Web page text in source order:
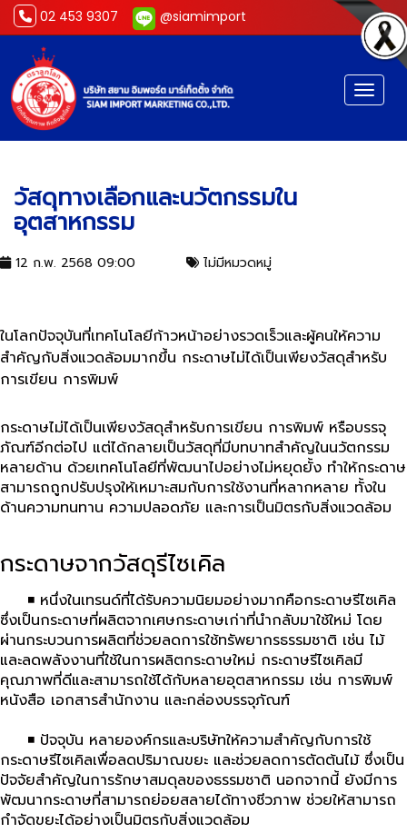
02 453 9307 @siamimport
อุตสาหกรรม
วัสดุทางเลือกและนวัตกรรมใน
อุตสาหกรรม
12 ก.พ. 2568 09:00 ไม่มีหมวดหมู่
ในโลกปัจจุบันที่เทคโนโลยีก้าวหน้าอย่างรวดเร็วและผู้คนให้ความ
สำคัญกับสิ่งแวดล้อมมากขึ้น กระดาษไม่ได้เป็นเพียงวัสดุสำหรับ
การเขียน การพิมพ์
กระดาษไม่ได้เป็นเพียงวัสดุสำหรับการเขียน การพิมพ์ หรือบรรจุ
ภัณฑ์อีกต่อไป แต่ได้กลายเป็นวัสดุที่มีบทบาทสำคัญในนวัตกรรม
หลายด้าน ด้วยเทคโนโลยีที่พัฒนาไปอย่างไม่หยุดยั้ง ทำให้กระดาษ
สามารถถูกปรับปรุงให้เหมาะสมกับการใช้งานที่หลากหลาย ทั้งใน
ด้านความทนทาน ความปลอดภัย และการเป็นมิตรกับสิ่งแวดล้อม
กระดาษจากวัสดุรีไซเคิล
◾ หนึ่งในเทรนด์ที่ได้รับความนิยมอย่างมากคือกระดาษรีไซเคิล
ซึ่งเป็นกระดาษที่ผลิตจากเศษกระดาษเก่าที่นำกลับมาใช้ใหม่ โดย
ผ่านกระบวนการผลิตที่ช่วยลดการใช้ทรัพยากรธรรมชาติ เช่น ไม้
และลดพลังงานที่ใช้ในการผลิตกระดาษใหม่ กระดาษรีไซเคิลมี
คุณภาพที่ดีและสามารถใช้ได้กับหลายอุตสาหกรรม เช่น การพิมพ์
หนังสือ เอกสารสำนักงาน และกล่องบรรจุภัณฑ์
◾ ปัจจุบัน หลายองค์กรและบริษัทให้ความสำคัญกับการใช้
กระดาษรีไซเคิลเพื่อลดปริมาณขยะ และช่วยลดการตัดต้นไม้ ซึ่งเป็น
ปัจจัยสำคัญในการรักษาสมดุลของธรรมชาติ นอกจากนี้ ยังมีการ
พัฒนากระดาษที่สามารถย่อยสลายได้ทางชีวภาพ ช่วยให้สามารถ
กำจัดขยะได้อย่างเป็นมิตรกับสิ่งแวดล้อม